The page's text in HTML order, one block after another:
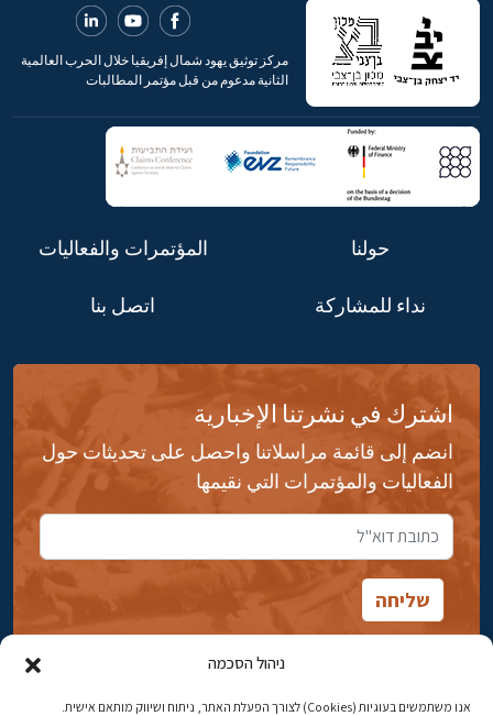
ניהול הסכמה
אנו משתמשים בעוגיות (Cookies) לצורך הפעלת האתר, ניתוח ושיווק מותאם אישית.
مركز توثيق يهود شمال إفريقيا خلال الحرب العالمية
الثانية مدعوم من قبل مؤتمر المطالبات
حولنا المؤتمرات والفعاليات
نداء للمشاركة اتصل بنا
اشترك في نشرتنا الإخبارية
انضم إلى قائمة مراسلاتنا واحصل على تحديثات حول
الفعاليات والمؤتمرات التي نقيمها